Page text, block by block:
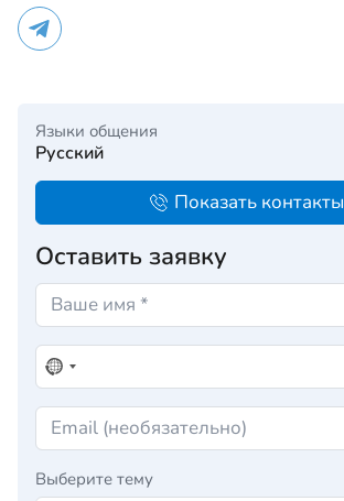
Языки общения
Русский
Показать контакты
Оставить заявку
Выберите тему